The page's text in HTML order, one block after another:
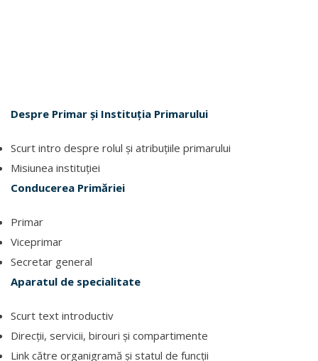
Despre Primar și Instituția Primarului
Scurt intro despre rolul și atribuțiile primarului
Misiunea instituției
Conducerea Primăriei
Primar
Viceprimar
Secretar general
Aparatul de specialitate
Scurt text introductiv
Direcții, servicii, birouri și compartimente
Link către organigramă și statul de funcții